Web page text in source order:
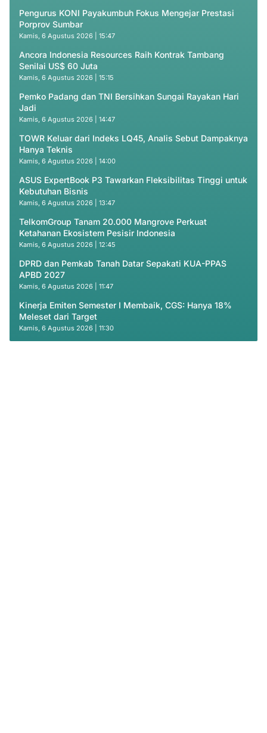
Pengurus KONI Payakumbuh Fokus Mengejar Prestasi
Porprov Sumbar
Kamis, 6 Agustus 2026 | 15:47
Ancora Indonesia Resources Raih Kontrak Tambang
Senilai US$ 60 Juta
Kamis, 6 Agustus 2026 | 15:15
Pemko Padang dan TNI Bersihkan Sungai Rayakan Hari
Jadi
Kamis, 6 Agustus 2026 | 14:47
TOWR Keluar dari Indeks LQ45, Analis Sebut Dampaknya
Hanya Teknis
Kamis, 6 Agustus 2026 | 14:00
ASUS ExpertBook P3 Tawarkan Fleksibilitas Tinggi untuk
Kebutuhan Bisnis
Kamis, 6 Agustus 2026 | 13:47
TelkomGroup Tanam 20.000 Mangrove Perkuat
Ketahanan Ekosistem Pesisir Indonesia
Kamis, 6 Agustus 2026 | 12:45
DPRD dan Pemkab Tanah Datar Sepakati KUA-PPAS
APBD 2027
Kamis, 6 Agustus 2026 | 11:47
Kinerja Emiten Semester I Membaik, CGS: Hanya 18%
Meleset dari Target
Kamis, 6 Agustus 2026 | 11:30